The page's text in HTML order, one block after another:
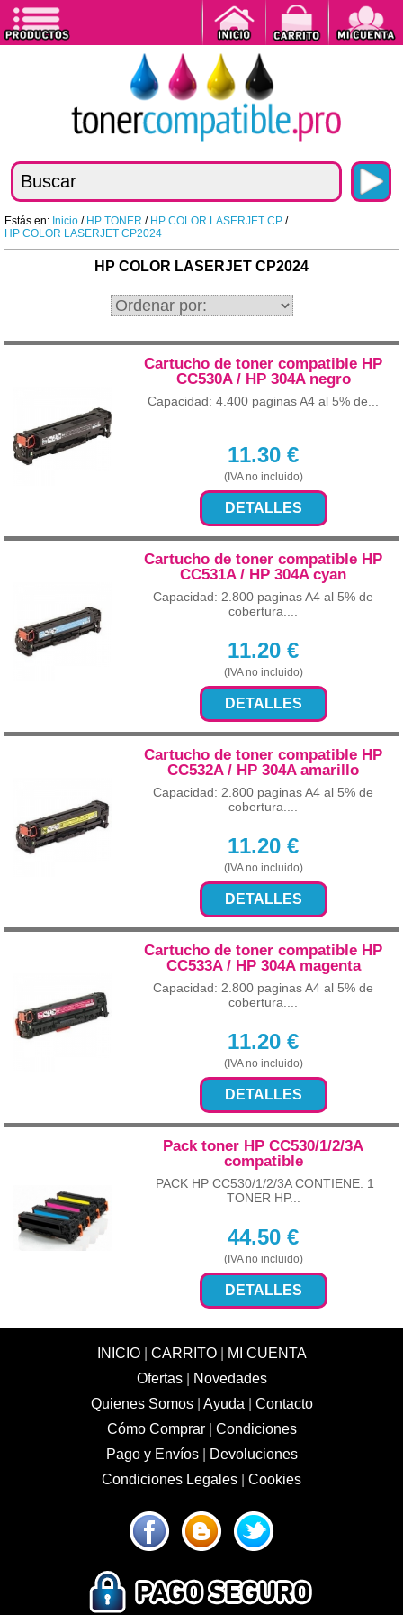
Estás en: Inicio / HP TONER / HP COLOR LASERJET CP /
HP COLOR LASERJET CP2024
HP COLOR LASERJET CP2024
Cartucho de toner compatible HP
CC530A / HP 304A negro
Capacidad: 4.400 paginas A4 al 5% de...
11.30 €
(IVA no incluido)
DETALLES
Cartucho de toner compatible HP
CC531A / HP 304A cyan
Capacidad: 2.800 paginas A4 al 5% de
cobertura....
11.20 €
(IVA no incluido)
DETALLES
Cartucho de toner compatible HP
CC532A / HP 304A amarillo
Capacidad: 2.800 paginas A4 al 5% de
cobertura....
11.20 €
(IVA no incluido)
DETALLES
Cartucho de toner compatible HP
CC533A / HP 304A magenta
Capacidad: 2.800 paginas A4 al 5% de
cobertura....
11.20 €
(IVA no incluido)
DETALLES
Pack toner HP CC530/1/2/3A
compatible
PACK HP CC530/1/2/3A CONTIENE: 1
TONER HP...
44.50 €
(IVA no incluido)
DETALLES
INICIO| CARRITO|
MI CUENTA
Ofertas|
Novedades
Quienes Somos| Ayuda
Contacto
Cómo Comprar| Condiciones
Pago y Envíos|
Devoluciones
Condiciones Legales
Cookies